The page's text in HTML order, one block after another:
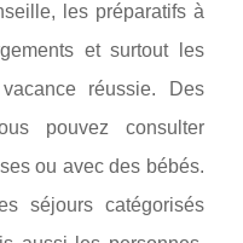
les préparatifs à
et surtout les
réussie. Des
pouvez consulter
ou avec des bébés.
séjours catégorisés